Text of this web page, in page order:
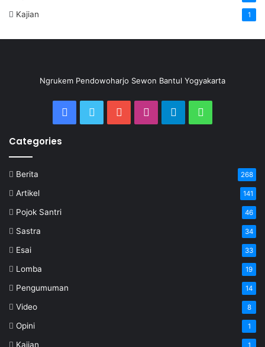
Kajian 1
Ngrukem Pendowoharjo Sewon Bantul Yogyakarta
Categories
Berita 268
Artikel 141
Pojok Santri 46
Sastra 34
Esai 33
Lomba 19
Pengumuman 14
Video 8
Opini 1
Kajian